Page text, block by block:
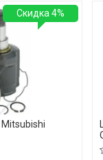
Скидка 4%